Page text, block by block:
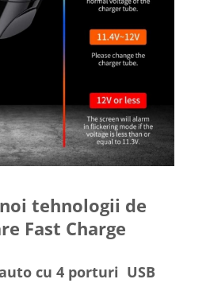
tehnologii de
Fast Charge
cu 4 porturi USB